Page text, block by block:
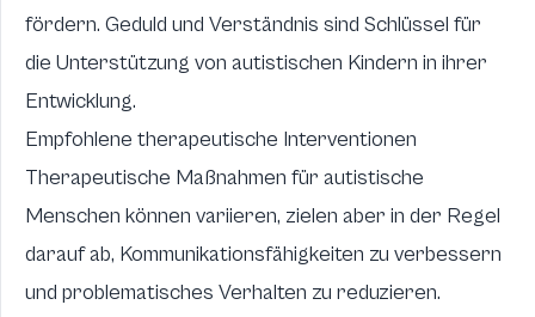
fördern. Geduld und Verständnis sind Schlüssel für
die Unterstützung von autistischen Kindern in ihrer
Entwicklung.
Empfohlene therapeutische Interventionen
Therapeutische Maßnahmen für autistische
Menschen können variieren, zielen aber in der Regel
darauf ab, Kommunikationsfähigkeiten zu verbessern
und problematisches Verhalten zu reduzieren.